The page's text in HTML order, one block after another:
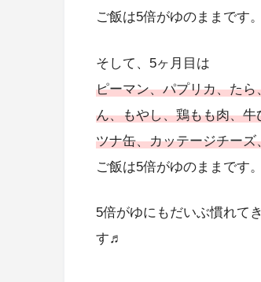
ご飯は5倍がゆのままです。
そして、5ヶ月目は
ピーマン、パプリカ、た
ん、もやし、鶏もも肉、
ツナ缶、カッテージチー
ご飯は5倍がゆのままです。
5倍がゆにもだいぶ慣れて
す♬